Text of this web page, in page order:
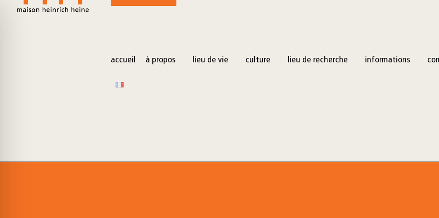
accueil à propos lieu de vie culture lieu de recherche informations